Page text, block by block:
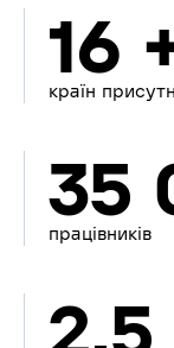
16
країн
35
працівників